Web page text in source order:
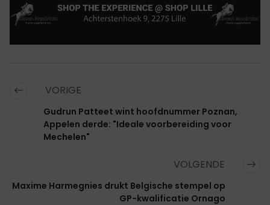
VORIGE
Gudrun Patteet wint hoofdnummer Poznan,
Appelen derde: "Ideale voorbereiding voor
Mechelen"
VOLGENDE
Maxime Harmegnies drukt Belgische stempel op
GP-kwalificatie Ornago